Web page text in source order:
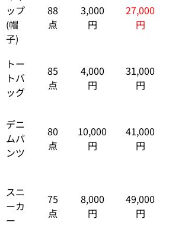
ップ
(帽
子)
88
点
3,000
円
27,000
円
トー
トバ
ッグ
85
点
4,000
円
31,000
円
デニ
ムパ
ンツ
80
点
10,000
円
41,000
円
スニ
ーカ
ー
75
点
8,000
円
49,000
円